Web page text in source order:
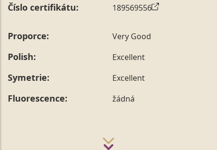
Číslo certifikátu: 189569556
Proporce: Very Good
Polish: Excellent
Symetrie: Excellent
Fluorescence: žádná